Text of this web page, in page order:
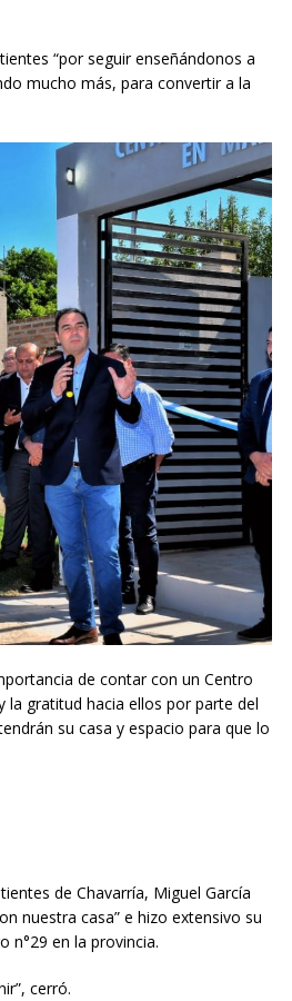
“por seguir enseñándonos a
mucho más, para convertir a la
de contar con un Centro
la gratitud hacia ellos por parte del
su casa y espacio para que lo
de Chavarría, Miguel García
nuestra casa” e hizo extensivo su
n°29 en la provincia.
cerró.